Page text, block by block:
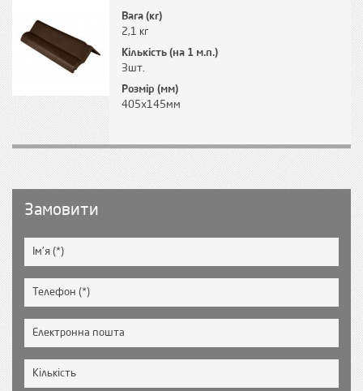
Вага (кг)
2,1 кг
Кількість (на 1 м.п.)
3шт.
Розмір (мм)
405х145мм
Замовити